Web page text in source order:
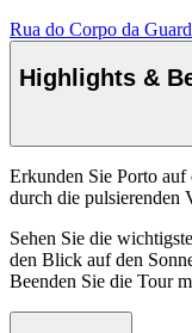
Rua do Corpo da
Highlights &
Erkunden Sie Porto
durch die pulsierenden
Sehen Sie die
den Blick auf den
Beenden Sie die Tour